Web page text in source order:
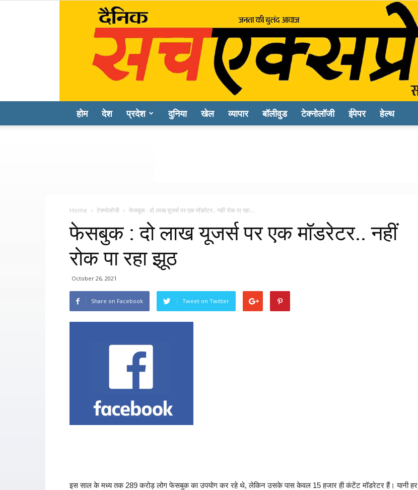
होम देश प्रदेश दुनिया खेल व्यापार बॉलीवुड टेक्नोलॉजी ईपेपर हेल्थ
Home टेक्नोलॉजी फेसबुक : दो लाख यूजर्स पर एक मॉडरेटर.. नहीं रोक पा रहा...
फेसबुक : दो लाख यूजर्स पर एक मॉडरेटर.. नहीं
रोक पा रहा झूठ
October 26, 2021
Share on Facebook Tweet on Twitter
इस साल के मध्य तक 289 करोड़ लोग फेसबुक का उपयोग कर रहे थे, लेकिन उसके पास केवल 15 हजार ही कंटेंट मॉडरेटर हैं। यानी हर